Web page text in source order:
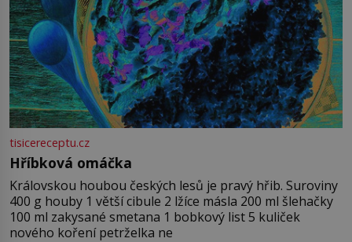
tisicereceptu.cz
Hříbková omáčka
Královskou houbou českých lesů je pravý hřib. Suroviny
400 g houby 1 větší cibule 2 lžíce másla 200 ml šlehačky
100 ml zakysané smetana 1 bobkový list 5 kuliček
nového koření petrželka ne